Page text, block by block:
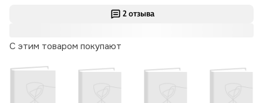
2 отзыва
С этим товаром покупают